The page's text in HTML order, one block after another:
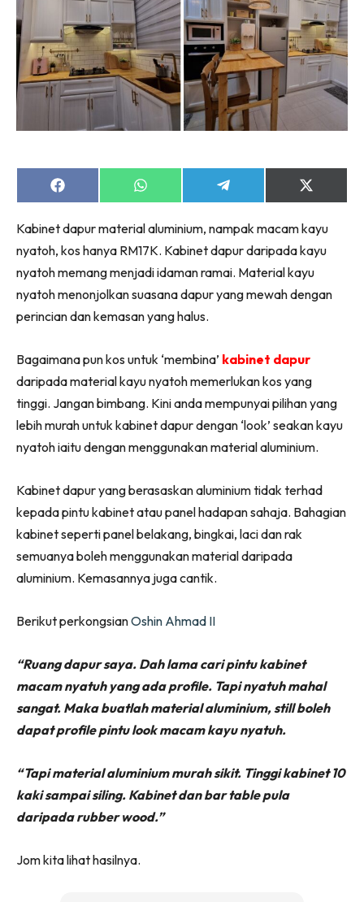
Bilik Tidur
Dapur
Ruang Makan
Make Over
Bilik Air
Bilik Tidur
Ruang Makan
Ruang Tamu
Menarik Lagi
Casa Impiana
Impiana Makeover
Makeover Ruang Selebriti
Destinasi
Kafe
Hartanah
High Rise
Landed
Ilham Impiana 360
Ilham Impiana Inspirasi Selebriti
Casa Impiana
Lahar Dekor
Sembang Dekor
Sembang Laman
Tip Impiana
Hub Ideaktiv
Share
on
Share
on
Share
on
Share
on
(Twitter)
Kabinet dapur material aluminium, nampak macam kayu
nyatoh, kos hanya RM17K. Kabinet dapur daripada kayu
nyatoh memang menjadi idaman ramai. Material kayu
nyatoh menonjolkan suasana dapur yang mewah dengan
perincian dan kemasan yang halus.
Bagaimana pun kos untuk ‘membina’ kabinet dapur
daripada material kayu nyatoh memerlukan kos yang
tinggi. Jangan bimbang. Kini anda mempunyai pilihan yang
lebih murah untuk kabinet dapur dengan ‘look’ seakan kayu
nyatoh iaitu dengan menggunakan material aluminium.
Kabinet dapur yang berasaskan aluminium tidak terhad
kepada pintu kabinet atau panel hadapan sahaja. Bahagian
kabinet seperti panel belakang, bingkai, laci dan rak
semuanya boleh menggunakan material daripada
aluminium. Kemasannya juga cantik.
Berikut perkongsianOshin Ahmad II
“Ruang dapur saya. Dah lama cari pintu kabinet
macam nyatuh yang ada profile. Tapi nyatuh mahal
sangat. Maka buatlah material aluminium, still boleh
dapat profile pintu look macam kayu nyatuh.
“Tapi material aluminium murah sikit. Tinggi kabinet 10
kaki sampai siling. Kabinet dan bar table pula
daripada rubber wood.”
Jom kita lihat hasilnya.